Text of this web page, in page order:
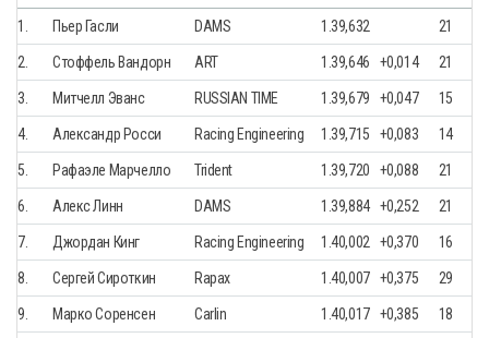
1. Пьер Гасли DAMS 1.39,632 21
2. Стоффель Вандорн ART 1.39,646 +0,014 21
3. Митчелл Эванс RUSSIAN TIME 1.39,679 +0,047 15
4. Александр Росси Racing Engineering 1.39,715 +0,083 14
5. Рафаэле Марчелло Trident 1.39,720 +0,088 21
6. Алекс Линн DAMS 1.39,884 +0,252 21
7. Джордан Кинг Racing Engineering 1.40,002 +0,370 16
8. Сергей Сироткин Rapax 1.40,007 +0,375 29
9. Марко Соренсен Carlin 1.40,017 +0,385 18